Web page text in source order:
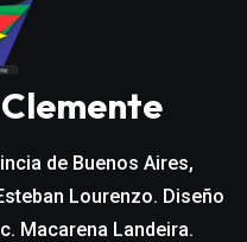
de Buenos Aires,
Lourenzo. Diseño
Macarena Landeira.